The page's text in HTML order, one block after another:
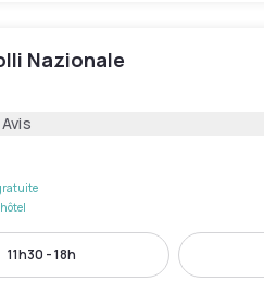
Nazionale
11h30 - 18h